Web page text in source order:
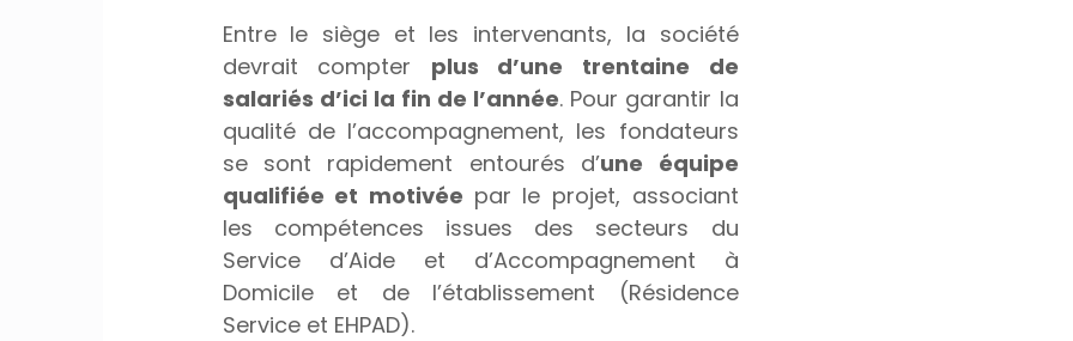
Entre le siège et les intervenants, la société
devrait compter plus d’une trentaine de
salariés d’ici la fin de l’année. Pour garantir la
qualité de l’accompagnement, les fondateurs
se sont rapidement entourés d’une équipe
qualifiée et motivée par le projet, associant
les compétences issues des secteurs du
Service d’Aide et d’Accompagnement à
Domicile et de l’établissement (Résidence
Service et EHPAD).